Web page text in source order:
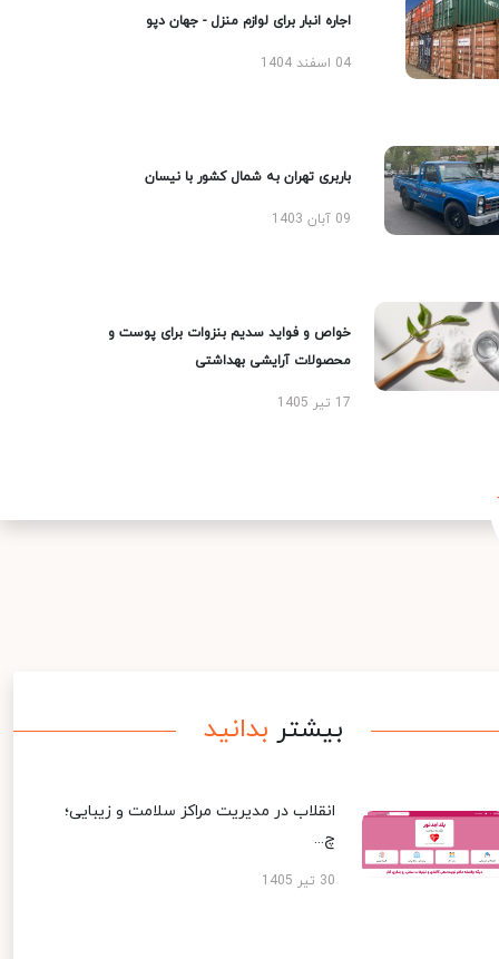
اجاره انبار برای لوازم منزل - جهان دپو
04 اسفند 1404
باربری تهران به شمال کشور با نیسان
09 آبان 1403
خواص و فواید سدیم بنزوات برای پوست و
محصولات آرایشی بهداشتی
17 تیر 1405
بیشتر بدانید
انقلاب در مدیریت مراکز سلامت و زیبایی؛
چ...
30 تیر 1405